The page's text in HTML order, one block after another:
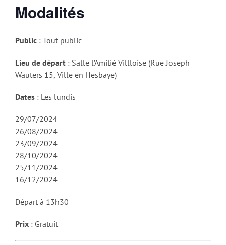
Modalités
Public : Tout public
Lieu de départ : Salle l’Amitié Villloise (Rue Joseph
Wauters 15, Ville en Hesbaye)
Dates : Les lundis
29/07/2024
26/08/2024
23/09/2024
28/10/2024
25/11/2024
16/12/2024
Départ à 13h30
Prix : Gratuit